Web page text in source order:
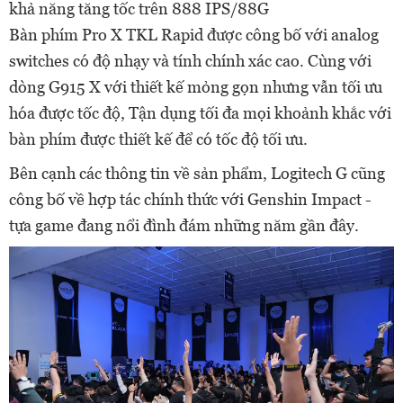
khả năng tăng tốc trên 888 IPS/88G
Bàn phím Pro X TKL Rapid được công bố với analog
switches có độ nhạy và tính chính xác cao. Cùng với
dòng G915 X với thiết kế mỏng gọn nhưng vẫn tối ưu
hóa được tốc độ, Tận dụng tối đa mọi khoảnh khắc với
bàn phím được thiết kế để có tốc độ tối ưu.
Bên cạnh các thông tin về sản phẩm, Logitech G cũng
công bố về hợp tác chính thức với Genshin Impact -
tựa game đang nổi đình đám những năm gần đây.